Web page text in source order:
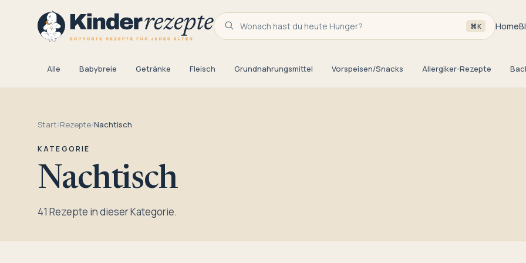
Wonach hast du heute Hunger? ⌘K Home
Alle Babybreie Getränke Fleisch Grundnahrungsmittel Vorspeisen/Snacks Allergiker-Rezepte
Start/Rezepte/Nachtisch
KATEGORIE
Nachtisch
41 Rezepte in dieser Kategorie.